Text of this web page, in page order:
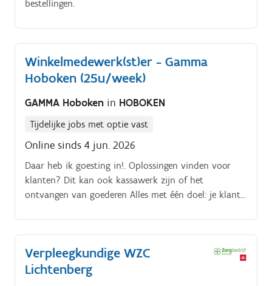
bestellingen.
Winkelmedewerk(st)er - Gamma
Hoboken (25u/week)
GAMMA Hoboken in HOBOKEN
Tijdelijke jobs met optie vast
Online sinds 4 jun. 2026
Daar heb ik goesting in!. Oplossingen vinden voor
klanten? Dit kan ook kassawerk zijn of het
ontvangen van goederen Alles met één doel: je klant
bij GAMMA?
Verpleegkundige WZC
Lichtenberg